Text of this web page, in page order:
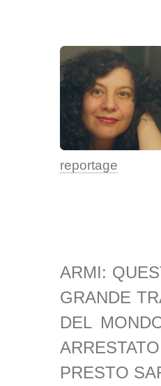
reportage
ARMI:
GRANDE
DEL
PRESTO